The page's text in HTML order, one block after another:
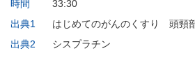
時間
33:30
出典1
はじめてのがんのくすり 頭頸
出典2
シスプラチン